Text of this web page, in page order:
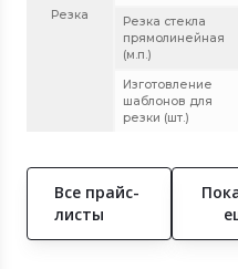
Резка
Резка стекла
прямолинейная
(м.п.)
Изготовление
шаблонов для
резки (шт.)
Все прайс-
листы